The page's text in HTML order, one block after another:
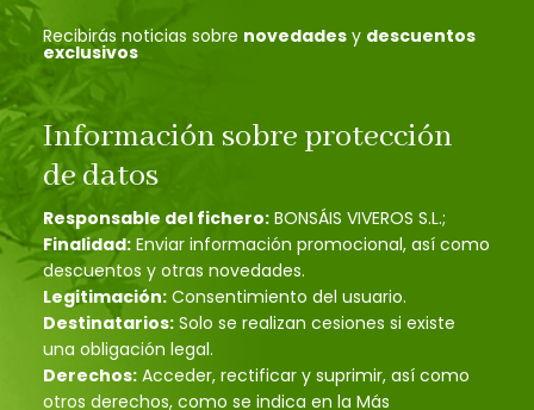
Recibirás noticias sobre novedades y descuentos
exclusivos
Información sobre protección
de datos
Responsable del fichero: BONSÁIS VIVEROS S.L.;
Finalidad: Enviar información promocional, así como
descuentos y otras novedades.
Legitimación: Consentimiento del usuario.
Destinatarios: Solo se realizan cesiones si existe
una obligación legal.
Derechos: Acceder, rectificar y suprimir, así como
otros derechos, como se indica en la Más